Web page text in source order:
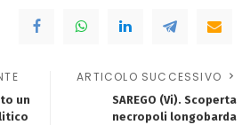
un
ARTICOLO SUCCESSIVO
SAREGO (Vi). Scoperta
necropoli longobarda